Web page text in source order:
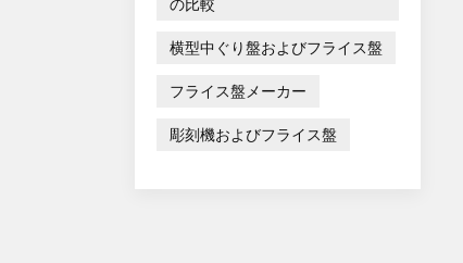
の比較
横型中ぐり盤およびフライス盤
フライス盤メーカー
彫刻機およびフライス盤